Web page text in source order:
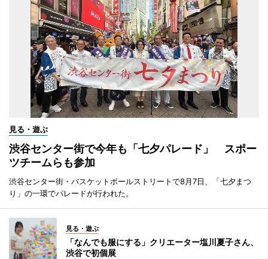
見る・遊ぶ
渋谷センター街で今年も「七夕パレード」 スポー
ツチームらも参加
渋谷センター街・バスケットボールストリートで8月7日、「七夕まつ
り」の一環でパレードが行われた。
見る・遊ぶ
「なんでも服にする」クリエーター塩川夏子さん、
渋谷で初個展